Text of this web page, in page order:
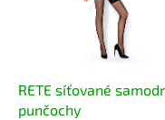
RETE síťované
punčochy